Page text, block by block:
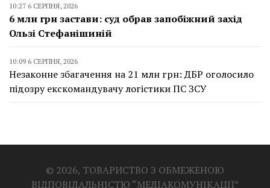
10:27 6 СЕРПНЯ, 2026
6 млн грн застави: суд обрав запобіжний захід
Ользі Стефанішиній
10:09 6 СЕРПНЯ, 2026
Незаконне збагачення на 21 млн грн: ДБР оголосило
підозру екскомандувачу логістики ПС ЗСУ
© 2026, ТОВАРИСТВО З ОБМЕЖЕНОЮ
ВІДПОВІДАЛЬНІСТЮ “МЕДІАКОМУНІКАЦІЇ”